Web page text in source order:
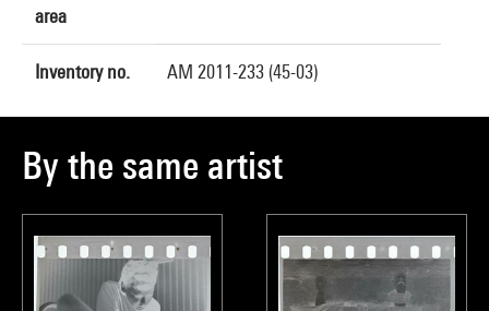
area
Inventory no. AM 2011-233 (45-03)
By the same artist